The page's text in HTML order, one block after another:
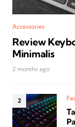
Accessories
Review
Minimalis
2 months ago